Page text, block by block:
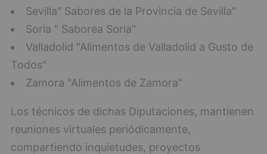
Sevilla" Sabores de la Provincia de Sevilla"
Soria " Saborea Soria"
Valladolid "Alimentos de Valladolid a Gusto de
Todos"
Zamora "Alimentos de Zamora"
Los técnicos de dichas Diputaciones, mantienen
reuniones virtuales periódicamente,
compartiendo inquietudes, proyectos